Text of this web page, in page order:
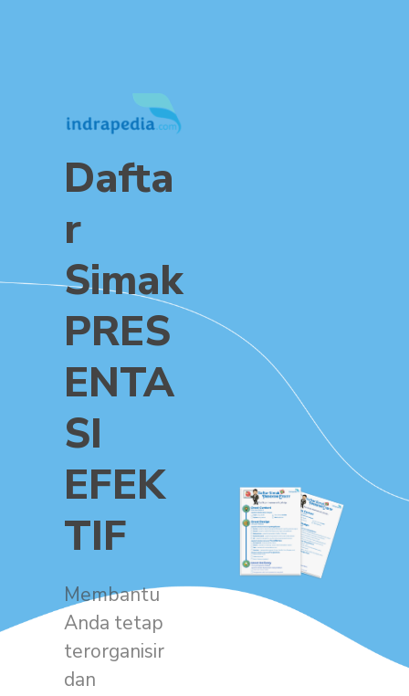
Dafta
R
Simak
PRES
ENTA
SI
EFEK
TIF
Membantu
Anda tetap
terorganisir
dan